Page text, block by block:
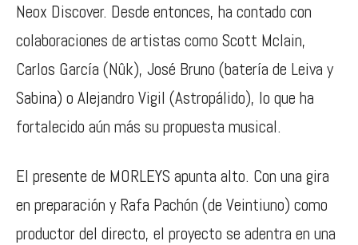
Neox Discover. Desde entonces, ha contado con
colaboraciones de artistas como Scott Mclain,
Carlos García (Nûk), José Bruno (batería de Leiva y
Sabina) o Alejandro Vigil (Astropálido), lo que ha
fortalecido aún más su propuesta musical.
El presente de MORLEYS apunta alto. Con una gira
en preparación y Rafa Pachón (de Veintiuno) como
productor del directo, el proyecto se adentra en una